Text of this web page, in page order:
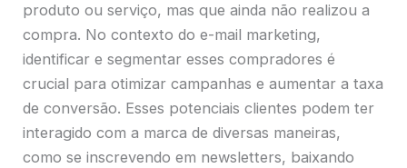
produto ou serviço, mas que ainda não realizou a
compra. No contexto do e-mail marketing,
identificar e segmentar esses compradores é
crucial para otimizar campanhas e aumentar a taxa
de conversão. Esses potenciais clientes podem ter
interagido com a marca de diversas maneiras,
como se inscrevendo em newsletters, baixando